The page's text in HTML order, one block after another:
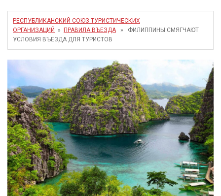
РЕСПУБЛИКАНСКИЙ СОЮЗ ТУРИСТИЧЕСКИХ
ОРГАНИЗАЦИЙ
» ПРАВИЛА ВЪЕЗДА» ФИЛИППИНЫ СМЯГЧАЮТ
УСЛОВИЯ ВЪЕЗДА ДЛЯ ТУРИСТОВ